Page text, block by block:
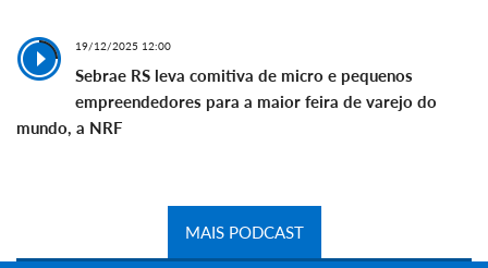
19/12/2025 12:00
Sebrae RS leva comitiva de micro e pequenos
empreendedores para a maior feira de varejo do
mundo, a NRF
MAIS PODCAST